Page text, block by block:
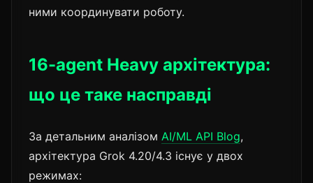
ними координувати роботу.
16-agent Heavy архітектура:
що це таке насправді
За детальним аналізом AI/ML API Blog,
архітектура Grok 4.20/4.3 існує у двох
режимах: